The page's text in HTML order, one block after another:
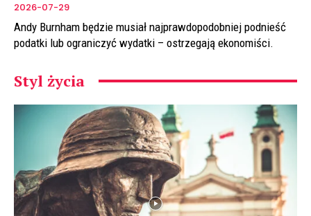
2026-07-29
Andy Burnham będzie musiał najprawdopodobniej podnieść
podatki lub ograniczyć wydatki – ostrzegają ekonomiści.
Styl życia